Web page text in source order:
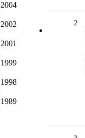
2004
2002
2001
1999
1998
1989
2